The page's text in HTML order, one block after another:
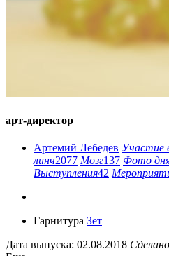
арт-директор
Артемий Лебедев Участие
линч2077 Мозг137 Фото
Выступления42
Гарнитура Зет
Дата выпуска: 02.08.2018